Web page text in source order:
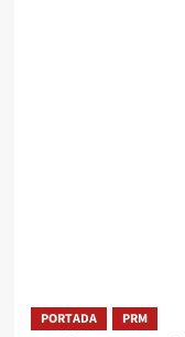
PORTADA PRM